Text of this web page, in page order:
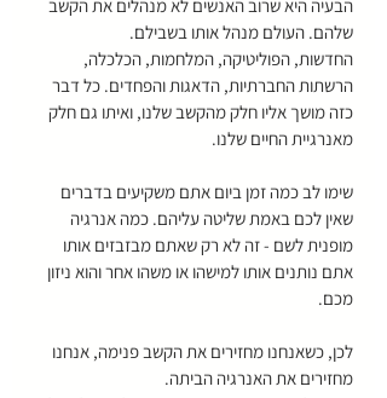
הבעיה היא שרוב האנשים לא מנהלים את הקשב
שלהם. העולם מנהל אותו בשבילם.
החדשות, הפוליטיקה, המלחמות, הכלכלה,
הרשתות החברתיות, הדאגות והפחדים. כל דבר
כזה מושך אליו חלק מהקשב שלנו, ואיתו גם חלק
מאנרגיית החיים שלנו.
שימו לב כמה זמן ביום אתם משקיעים בדברים
שאין לכם באמת שליטה עליהם. כמה אנרגיה
מופנית לשם - זה לא רק שאתם מבזבזים אותו
אתם נותנים אותו למישהו או משהו אחר והוא ניזון
מכם.
לכן, כשאנחנו מחזירים את הקשב פנימה, אנחנו
מחזירים את האנרגיה הביתה.